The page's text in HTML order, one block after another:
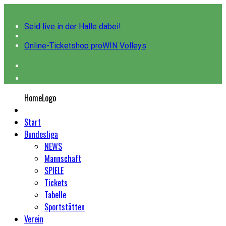
Seid live in der Halle dabei!
Online-Ticketshop proWIN Volleys
HomeLogo
Start
Bundesliga
NEWS
Mannschaft
SPIELE
Tickets
Tabelle
Sportstätten
Verein